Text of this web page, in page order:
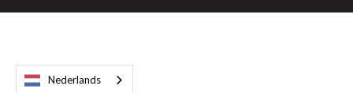
Nederlands